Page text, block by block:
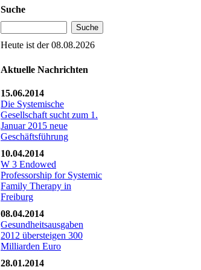
Suche
Heute ist der08.08.2026
Aktuelle Nachrichten
15.06.2014
Die Systemische
Gesellschaft sucht zum 1.
Januar 2015 neue
Geschäftsführung
10.04.2014
W 3 Endowed
Professorship for Systemic
Family Therapy in
Freiburg
08.04.2014
Gesundheitsausgaben
2012 übersteigen 300
Milliarden Euro
28.01.2014